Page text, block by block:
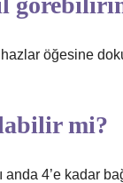
öğesine
mi?
4’e kadar